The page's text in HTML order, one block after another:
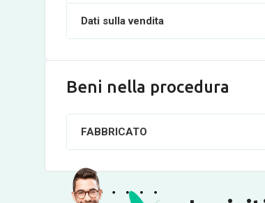
Dati sulla vendita
Beni nella procedura
FABBRICATO